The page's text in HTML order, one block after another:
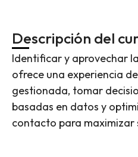
Descripción del
Identificar y aprovechar
ofrece una experiencia
gestionada, tomar
basadas en datos y
contacto para maximizar